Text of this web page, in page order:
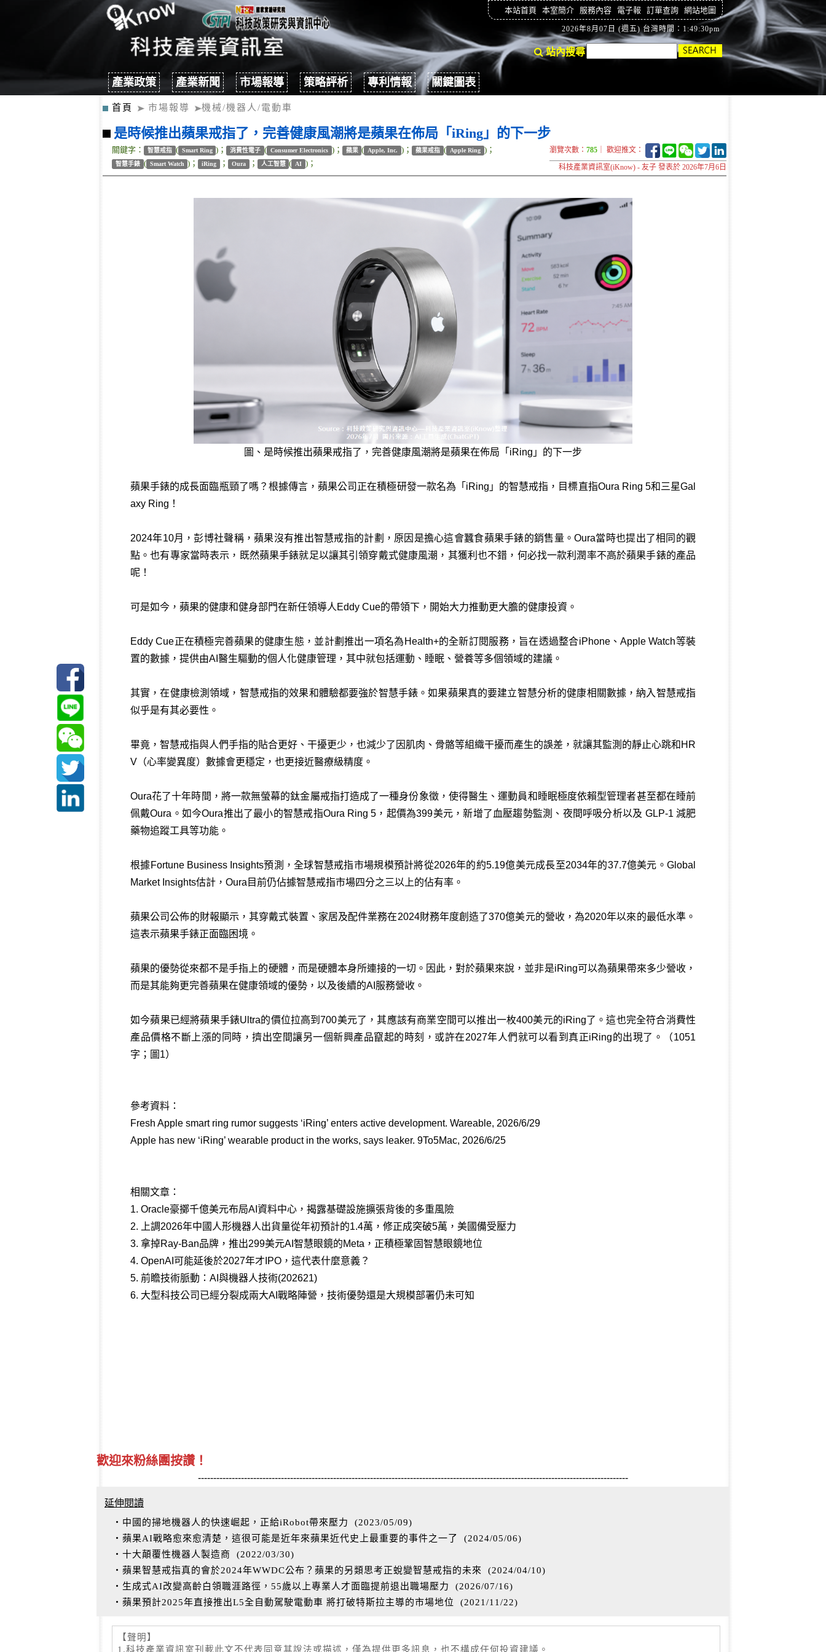
本站首頁 本室簡介 服務內容 電子報 訂單查詢 網站地圖
2026年8月07日 (週五) 台灣時間：1:49:31pm
站內搜尋
產業政策 產業新聞 市場報導 策略評析 專利情報 關鍵圖表
首頁 市場報導 機械/機器人/電動車
是時候推出蘋果戒指了，完善健康風潮將是蘋果在佈局「iRing」的下一步
關鍵字： 智慧戒指 ( Smart Ring )； 消費性電子 ( Consumer Electronics )； 蘋果 ( Apple, Inc. )； 蘋果戒指 ( Apple Ring )；
智慧手錶 ( Smart Watch )； iRing ； Oura ； 人工智慧 ( AI )；
瀏覽次數： 785 ｜ 歡迎推文：
科技產業資訊室(iKnow) - 友子 發表於 2026年7月6日
圖、是時候推出蘋果戒指了，完善健康風潮將是蘋果在佈局「iRing」的下一步
蘋果手錶的成長面臨瓶頸了嗎？根據傳言，蘋果公司正在積極研發一款名為「iRing」的智慧戒指，目標直指Oura Ring 5和三星Gal
axy Ring！
2024年10月，彭博社聲稱，蘋果沒有推出智慧戒指的計劃，原因是擔心這會蠶食蘋果手錶的銷售量。Oura當時也提出了相同的觀
點。也有專家當時表示，既然蘋果手錶就足以讓其引領穿戴式健康風潮，其獲利也不錯，何必找一款利潤率不高於蘋果手錶的產品
呢！
可是如今，蘋果的健康和健身部門在新任領導人Eddy Cue的帶領下，開始大力推動更大膽的健康投資。
Eddy Cue正在積極完善蘋果的健康生態，並計劃推出一項名為Health+的全新訂閱服務，旨在透過整合iPhone、Apple Watch等裝
置的數據，提供由AI醫生驅動的個人化健康管理，其中就包括運動、睡眠、營養等多個領域的建議。
其實，在健康檢測領域，智慧戒指的效果和體驗都要強於智慧手錶。如果蘋果真的要建立智慧分析的健康相關數據，納入智慧戒指
似乎是有其必要性。
畢竟，智慧戒指與人們手指的貼合更好、干擾更少，也減少了因肌肉、骨骼等組織干擾而產生的誤差，就讓其監測的靜止心跳和HR
V（心率變異度）數據會更穩定，也更接近醫療級精度。
Oura花了十年時間，將一款無螢幕的鈦金屬戒指打造成了一種身份象徵，使得醫生、運動員和睡眠極度依賴型管理者甚至都在睡前
佩戴Oura。如今Oura推出了最小的智慧戒指Oura Ring 5，起價為399美元，新增了血壓趨勢監測、夜間呼吸分析以及 GLP-1 減肥
藥物追蹤工具等功能。
根據Fortune Business Insights預測，全球智慧戒指市場規模預計將從2026年的約5.19億美元成長至2034年的37.7億美元。Global
Market Insights估計，Oura目前仍佔據智慧戒指市場四分之三以上的佔有率。
蘋果公司公佈的財報顯示，其穿戴式裝置、家居及配件業務在2024財務年度創造了370億美元的營收，為2020年以來的最低水準。
這表示蘋果手錶正面臨困境。
蘋果的優勢從來都不是手指上的硬體，而是硬體本身所連接的一切。因此，對於蘋果來說，並非是iRing可以為蘋果帶來多少營收，
而是其能夠更完善蘋果在健康領域的優勢，以及後續的AI服務營收。
如今蘋果已經將蘋果手錶Ultra的價位拉高到700美元了，其應該有商業空間可以推出一枚400美元的iRing了。這也完全符合消費性
產品價格不斷上漲的同時，擠出空間讓另一個新興產品竄起的時刻，或許在2027年人們就可以看到真正iRing的出現了。（1051
字；圖1）
參考資料：
Fresh Apple smart ring rumor suggests ‘iRing’ enters active development. Wareable, 2026/6/29
Apple has new ‘iRing’ wearable product in the works, says leaker. 9To5Mac, 2026/6/25
相關文章：
1. Oracle豪擲千億美元布局AI資料中心，揭露基礎設施擴張背後的多重風險
2.
上調2026年中國人形機器人出貨量從年初預計的1.4萬，修正成突破5萬，美國備受壓力
3. 拿掉Ray-Ban品牌，推出299美元AI智慧眼鏡的Meta，正積極鞏固智慧眼鏡地位
4. OpenAI可能延後於2027年才IPO，這代表什麼意義？
5. 前瞻技術脈動：AI與機器人技術(202621)
6. 大型科技公司已經分裂成兩大AI戰略陣營，技術優勢還是大規模部署仍未可知
歡迎來粉絲團按讚！
--------------------------------------------------------------------------------------------------------------------------------------------
延伸閱讀
‧中國的掃地機器人的快速崛起，正給iRobot帶來壓力 (2023/05/09)
‧蘋果AI戰略愈來愈清楚，這很可能是近年來蘋果近代史上最重要的事件之一了
(2024/05/06)
‧十大顛覆性機器人製造商
(2022/03/30)
‧蘋果智慧戒指真的會於2024年WWDC公布？蘋果的另類思考正蛻變智慧戒指的未來
(2024/04/10)
‧生成式AI改變高齡白領職涯路徑，55歲以上專業人才面臨提前退出職場壓力
(2026/07/16)
‧蘋果預計2025年直接推出L5全自動駕駛電動車 將打破特斯拉主導的市場地位
(2021/11/22)
【聲明】
1.科技產業資訊室刊載此文不代表同意其說法或描述，僅為提供更多訊息，也不構成任何投資建議。